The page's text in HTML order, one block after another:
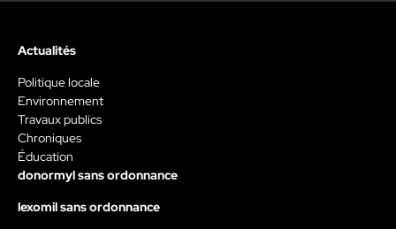
Actualités
Politique locale
Environnement
Travaux publics
Chroniques
Éducation
donormyl sans ordonnance
lexomil sans ordonnance